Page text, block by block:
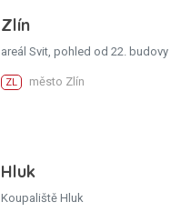
Zlín
areál Svit, pohled od 22. budovy
ZL město Zlín
Hluk
Koupaliště Hluk